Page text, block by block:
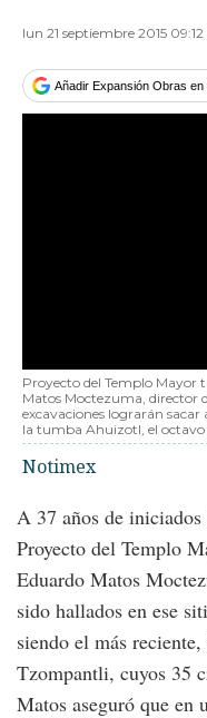
lun 21 septiembre 2015 09:12
Añadir Expansión Obras en
Proyecto del Templo Mayor
Matos Moctezuma, director
excavaciones lograrán
la tumba Ahuizotl, el
Notimex
A 37 años de
Proyecto del Templo
Eduardo Matos
sido hallados en ese
siendo el más
Tzompantli, cuyos 35
Matos aseguró que en